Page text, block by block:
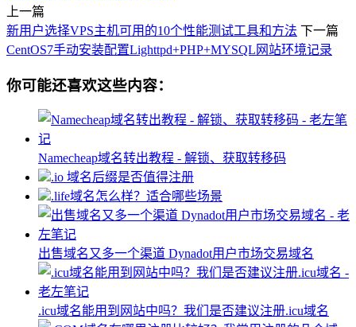
上一篇
新用户选择VPS主机可用的10个性能测试工具和方法 下一篇
CentOS7手动安装配置Lighttpd+PHP+MYSQL网站环境记录
你可能还喜欢这些内容：
Namecheap域名转出教程 - 解锁、获取转移码
.io 域名后缀是否值得注册
.life域名怎么样？适合哪些场景
出售域名又多一个渠道 Dynadot用户市场交易域名
.icu域名能用到网站中吗？我们是否建议注册.icu域名